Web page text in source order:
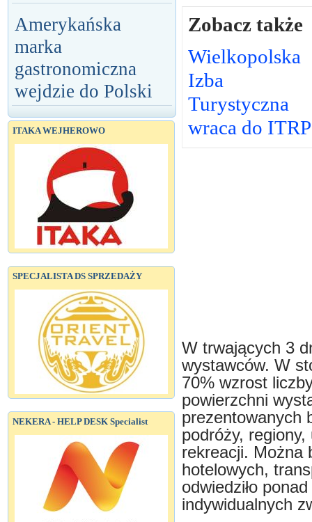
Amerykańska
marka
gastronomiczna
wejdzie do Polski
ITAKA WEJHEROWO
SPECJALISTA DS SPRZEDAŻY
NEKERA - HELP DESK Specialist
Zobacz także
Wielkopolska
Izba
Turystyczna
wraca do ITRP
W trwających 3
wystawców. W
70% wzrost
powierzchni
prezentowanych
podróży,
rekreacji. Można
hotelowych,
odwiedziło
indywidualnych